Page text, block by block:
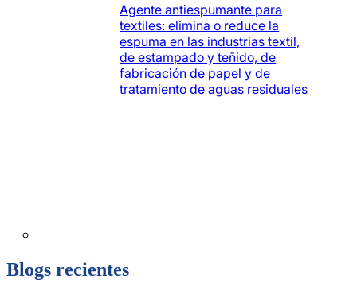
Agente antiespumante para
textiles: elimina o reduce la
espuma en las industrias textil,
de estampado y teñido, de
fabricación de papel y de
tratamiento de aguas residuales
Blogs recientes